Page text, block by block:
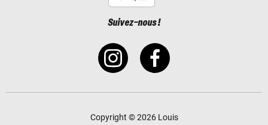
Suivez-nous !
Copyright © 2026 Louis